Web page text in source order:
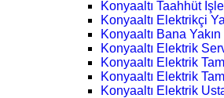
Konyaaltı Taahhüt
Konyaaltı Elektrikçi
Konyaaltı Bana
Konyaaltı Elektrik
Konyaaltı Elektrik
Konyaaltı Elektrik
Konyaaltı Elektrik